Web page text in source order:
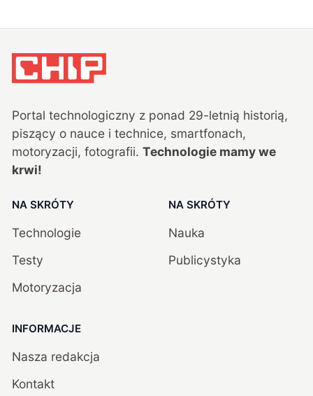
Portal technologiczny z ponad 29-letnią historią,
piszący o nauce i technice, smartfonach,
motoryzacji, fotografii. Technologie mamy we
krwi!
NA SKRÓTY
Technologie
Testy
Motoryzacja
NA SKRÓTY
Nauka
Publicystyka
INFORMACJE
Nasza redakcja
Kontakt